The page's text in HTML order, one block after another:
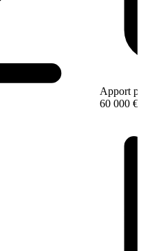
Apport
60 000 €